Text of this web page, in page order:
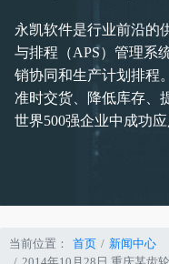
永凯软件是行业前沿的
与排程（APS）管理系
销协同和生产计划排程
准时交货、降低库存、
世界500强企业中成功应
当前位置： 首页
新闻中心
2014年10月28日 重庆某齿